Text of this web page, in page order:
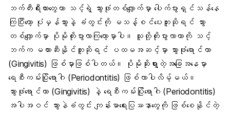
ဘက်တီးရီးယားတွေဟာ သင့်ရဲ့ သွားဖုံးတစ်လျှောက်မှာ ပေါက်ပွားရှင်သန်နေ
ကြပြီးတော့ ပုံမှန်သွားနဲ့ ခံတွင်းကို မသန့်စင်ပေးဘူးဆိုရင် သွား
တစ်လျှောက်မှာ ပိုမိုတိုးပွားလာကြတော့မှာပါ။ သူတို့တိုးပွားလာတာကို သင့်
ဘက်က မတားဆီးနိုင်ဘူးဆိုရင် ပထမအဆင့်မှာ သွားဖုံးရောင်တာ
(Gingivitis) ဖြစ်မှာဖြစ်ပါတယ်။ ပိုမိုဆိုးရွားတဲ့အခြေအနေမှာ
ရေစီးကမ်းပြိုရောဂါ (Periodontitis) ဖြစ်လာပါလိမ့်မယ်။
သွားဖုံးရောင်တာ (Gingivitis) နဲ့ ရေစီးကမ်းပြိုရောဂါ (Periodontitis)
အပါအဝင် သွားနဲခံတွင်း ကျန်းမာရေးပြဿနာတွေကို ဖြစ်စေနိုင်တဲ့